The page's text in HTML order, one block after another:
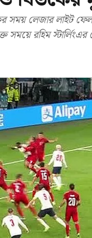
সময় লেজার লাইট
সময়ে রহিম